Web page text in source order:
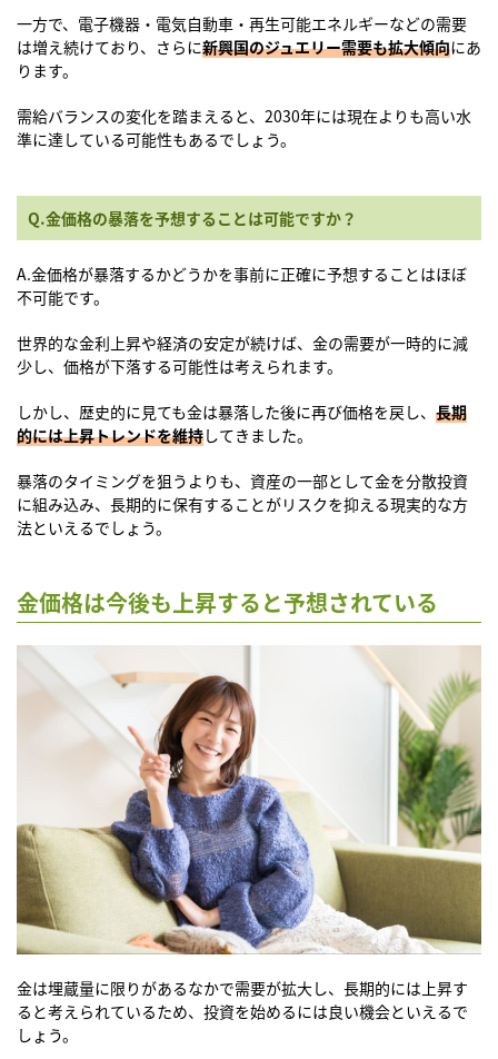
一方で、電子機器・電気自動車・再生可能エネルギーなどの需要
は増え続けており、さらに新興国のジュエリー需要も拡大傾向にあ
ります。
需給バランスの変化を踏まえると、2030年には現在よりも高い水
準に達している可能性もあるでしょう。
Q.金価格の暴落を予想することは可能ですか？
A.金価格が暴落するかどうかを事前に正確に予想することはほぼ
不可能です。
世界的な金利上昇や経済の安定が続けば、金の需要が一時的に減
少し、価格が下落する可能性は考えられます。
しかし、歴史的に見ても金は暴落した後に再び価格を戻し、 長期
的には上昇トレンドを維持してきました。
暴落のタイミングを狙うよりも、資産の一部として金を分散投資
に組み込み、長期的に保有することがリスクを抑える現実的な方
法といえるでしょう。
金価格は今後も上昇すると予想されている
金は埋蔵量に限りがあるなかで需要が拡大し、長期的には上昇す
ると考えられているため、投資を始めるには良い機会といえるで
しょう。